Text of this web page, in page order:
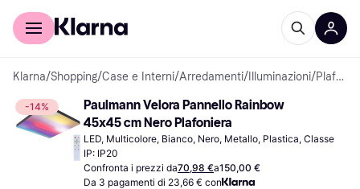
Per il tuo shopping
Klarna/Shopping/Case e Interni/Arredamenti/ Illuminazioni/ Plafoniere
-14%
Paulmann Velora Pannello Rainbow
45x45 cm Nero Plafoniera
LED, Multicolore, Bianco, Nero, Metallo, Plastica, Classe
IP: IP20
Confronta i prezzi da70,98 €a150,00 €
Da 3 pagamenti di 23,66 € con